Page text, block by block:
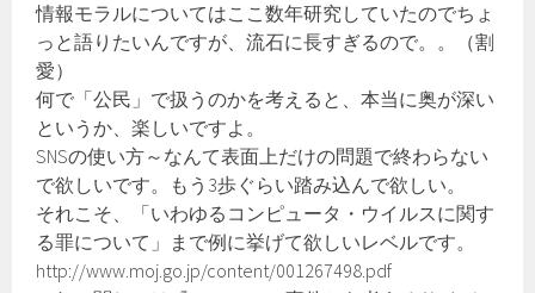
情報モラルについてはここ数年研究していたのでちょ
っと語りたいんですが、流石に長すぎるので。。（割
愛）
何で「公民」で扱うのかを考えると、本当に奥が深い
というか、楽しいですよ。
SNSの使い方～なんて表面上だけの問題で終わらない
で欲しいです。もう3歩ぐらい踏み込んで欲しい。
それこそ、「いわゆるコンピュータ・ウイルスに関す
る罪について」まで例に挙げて欲しいレベルです。
http://www.moj.go.jp/content/001267498.pdf